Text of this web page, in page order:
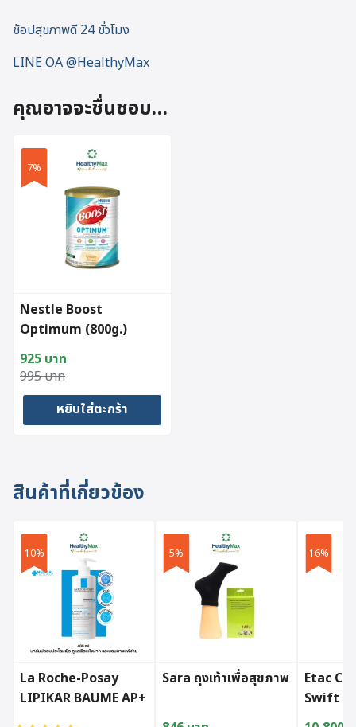
ช้อปสุขภาพดี 24 ชั่วโมง
LINE OA @HealthyMax
คุณอาจจะชื่นชอบ…
7%
Nestle Boost
Optimum (800g.)
995บาท
Original
price
925 บาท
Current
price
หยิบใส่ตะกร้า
สินค้าที่เกี่ยวข้อง
10%
La Roche-Posay
LIPIKAR BAUME AP+
5%
Sara ถุงเท้าเพื่อสุขภาพ
16%
Etac
Swift